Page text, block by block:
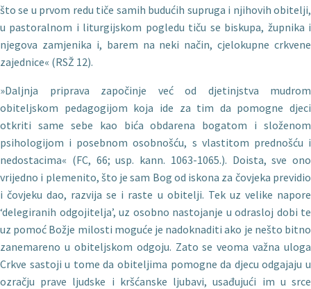
što se u prvom redu tiče samih budućih su­pruga i njihovih obitelji,
u pastoralnom i liturgijskom pogledu tiču se biskupa, župnika i
njegova zamjenika i, barem na neki način, cjelokupne crkvene
zajednice« (RSŽ 12).
»Daljnja priprava započinje već od djetinjstva mudrom
obiteljskom pedagogijom koja ide za tim da pomogne djeci
otkriti same sebe kao bića obdarena bogatom i složenom
psihologijom i posebnom osobnošću, s vlastitom prednošću i
nedostacima« (FC, 66; usp. kann. 1063-1065.). Doista, sve ono
vrijedno i plemenito, što je sam Bog od iskona za čovjeka previdio
i čovjeku dao, razvija se i raste u obitelji. Tek uz velike napore
‘delegiranih odgojitelja’, uz osobno nastojanje u odrasloj dobi te
uz pomoć Božje milosti moguće je nadoknaditi ako je nešto bitno
zanemareno u obiteljskom odgoju. Zato se veoma važna uloga
Crkve sastoji u tome da obiteljima pomogne da djecu odgajaju u
ozračju prave ljudske i kršćanske ljubavi, usađujući im u srce